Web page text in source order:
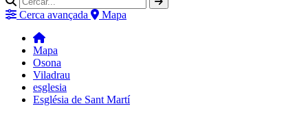
Cerca avançada Mapa
Mapa
Osona
Viladrau
esglesia
Església de Sant Martí